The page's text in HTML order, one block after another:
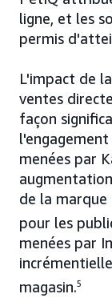
ligne, et les
permis
L'impact de
ventes
façon
menées par
de la
pour les
menées par
magasin.5